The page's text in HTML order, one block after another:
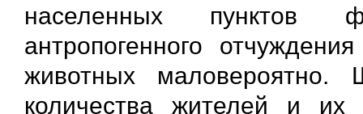
населенных пунктов
антропогенного
животных маловероятно.
количества жителей и